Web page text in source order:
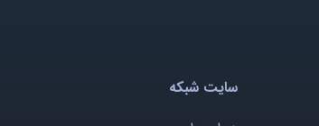
سایت شبکه